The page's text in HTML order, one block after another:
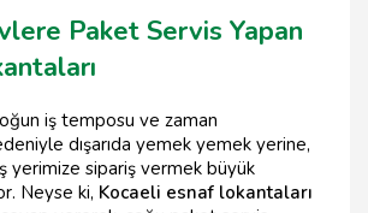
Paket Servis Yapan
iş temposu ve zaman
dışarıda yemek yemek yerine,
yerimize sipariş vermek büyük
Neyse ki, Kocaeli esnaf lokantaları